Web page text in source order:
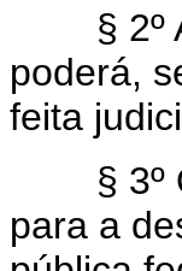
§ 2º A
poderá,
feita
§ 3º O
para a